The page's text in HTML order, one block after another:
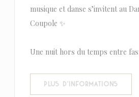
musique et danse s’invitent au
Coupole ✨
Une nuit hors du temps entre
PLUS D'INFORMATIONS